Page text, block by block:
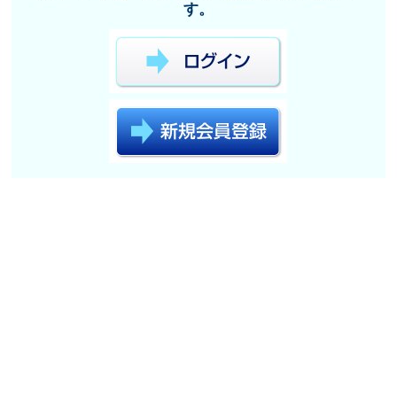
す。